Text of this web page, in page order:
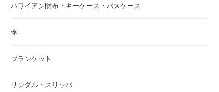
ハワイアン財布・キーケース・パスケース
傘
ブランケット
サンダル・スリッパ